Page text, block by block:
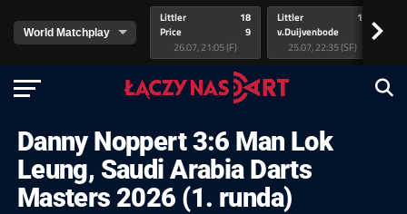
Littler
Price
18
9
26.07, 21:05 (F)
Littler
v.Duijvenbode
17
25.07, 22:35 (SF)
>
Danny Noppert 3:6 Man Lok
Leung, Saudi Arabia Darts
Masters 2026 (1. runda)